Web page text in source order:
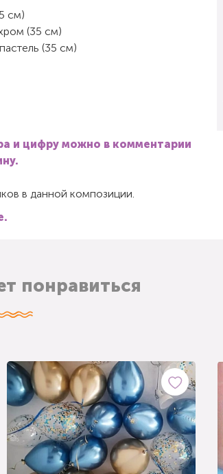
см)
(35 см)
(35 см)
и цифру можно в комментарии
в данной композиции.
понравиться